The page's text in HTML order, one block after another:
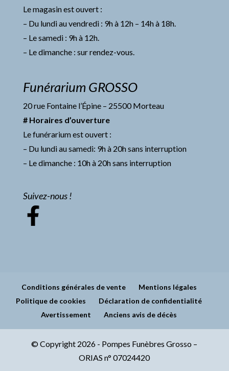
Le magasin est ouvert :
– Du lundi au vendredi : 9h à 12h – 14h à 18h.
– Le samedi : 9h à 12h.
– Le dimanche : sur rendez-vous.
Funérarium GROSSO
20 rue Fontaine l’Épine – 25500 Morteau
# Horaires d’ouverture
Le funérarium est ouvert :
– Du lundi au samedi: 9h à 20h sans interruption
– Le dimanche : 10h à 20h sans interruption
Suivez-nous !
Conditions générales de vente
Mentions légales
Politique de cookies
Déclaration de confidentialité
Avertissement
Anciens avis de décès
© Copyright 2026 - Pompes Funèbres Grosso –
ORIAS n° 07024420